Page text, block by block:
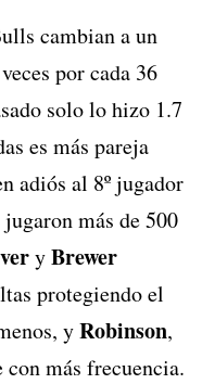
cambian a un
por cada 36
solo lo hizo 1.7
es más pareja
adiós al 8º jugador
más de 500
yBrewer
protegiendo el
yRobinson,
más frecuencia.